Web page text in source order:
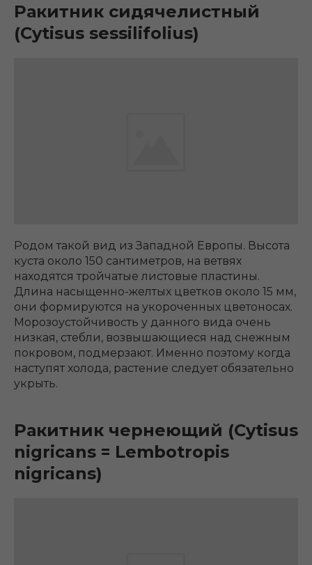
Ракитник сидячелистный
(Cytisus sessilifolius)
Родом такой вид из Западной Европы. Высота
куста около 150 сантиметров, на ветвях
находятся тройчатые листовые пластины.
Длина насыщенно-желтых цветков около 15 мм,
они формируются на укороченных цветоносах.
Морозоустойчивость у данного вида очень
низкая, стебли, возвышающиеся над снежным
покровом, подмерзают. Именно поэтому когда
наступят холода, растение следует обязательно
укрыть.
Ракитник чернеющий (Cytisus
nigricans = Lembotropis
nigricans)